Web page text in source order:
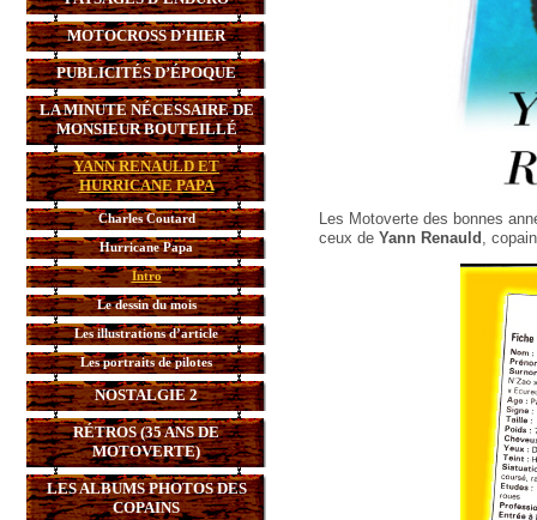
MOTOCROSS D’HIER
PUBLICITÉS D’ÉPOQUE
LA MINUTE NÉCESSAIRE DE
MONSIEUR BOUTEILLÉ
YANN RENAULD ET
HURRICANE PAPA
Charles Coutard
Hurricane Papa
Intro
Le dessin du mois
Les illustrations d’article
Les portraits de pilotes
NOSTALGIE 2
RÉTROS (35 ANS DE
MOTOVERTE)
LES ALBUMS PHOTOS DES
COPAINS
Les Motoverte des bonnes
ceux de Yann Renauld ,